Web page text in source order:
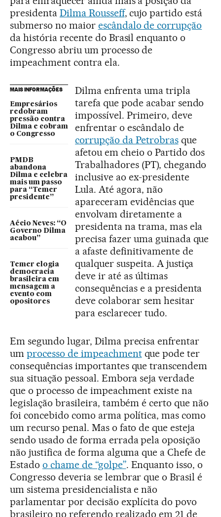
presidenta Dilma Rousseff, cujo partido está
submerso no maior escândalo de corrupção
da história recente do Brasil enquanto o
Congresso abriu um processo de
impeachment contra ela.
MAIS INFORMAÇÕES
Empresários
redobram
pressão contra
Dilma e cobram
o Congresso
PMDB
abandona
Dilma e celebra
mais um passo
para “Temer
presidente”
Aécio Neves: “O
Governo Dilma
acabou”
Temer elogia
democracia
brasileira em
mensagem a
evento com
opositores
Dilma enfrenta uma tripla
tarefa que pode acabar sendo
impossível. Primeiro, deve
enfrentar o escândalo de
corrupção da Petrobrasque
afetou em cheio o Partido dos
Trabalhadores (PT), chegando
inclusive ao ex-presidente
Lula. Até agora, não
apareceram evidências que
envolvam diretamente a
presidenta na trama, mas ela
precisa fazer uma guinada que
a afaste definitivamente de
qualquer suspeita. A justiça
deve ir até as últimas
consequências e a presidenta
deve colaborar sem hesitar
para esclarecer tudo.
Em segundo lugar, Dilma precisa enfrentar
um processo de impeachmentque pode ter
consequências importantes que transcendem
sua situação pessoal. Embora seja verdade
que o processo de impeachment existe na
legislação brasileira, também é certo que não
foi concebido como arma política, mas como
um recurso penal. Mas o fato de que esteja
sendo usado de forma errada pela oposição
não justifica de forma alguma que a Chefe de
Estado o chame de “golpe”. Enquanto isso, o
Congresso deveria se lembrar que o Brasil é
um sistema presidencialista e não
parlamentar por decisão explícita do povo
brasileiro no referendo realizado em 21 de